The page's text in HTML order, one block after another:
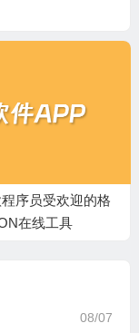
序员受欢迎的格
在线工具
08/07